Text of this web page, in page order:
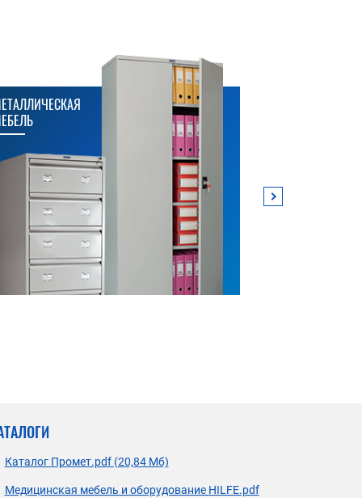
Каталог Промет.pdf (20,84 Мб)
Медицинская мебель и оборудование HILFE.pdf